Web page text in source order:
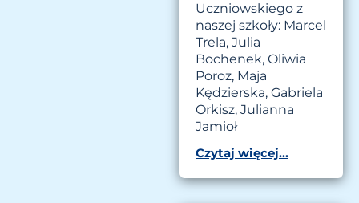
Uczniowskiego z
naszej szkoły: Marcel
Trela, Julia
Bochenek, Oliwia
Poroz, Maja
Kędzierska, Gabriela
Orkisz, Julianna
Jamioł
Czytaj więcej...